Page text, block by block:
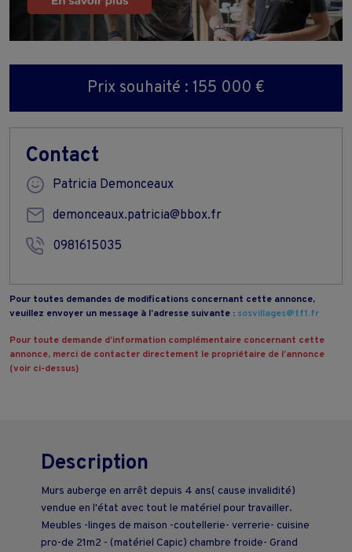
Prix souhaité : 155 000 €
Contact
Patricia Demonceaux
demonceaux.patricia@bbox.fr
0981615035
Pour toutes demandes de modifications concernant cette annonce,
veuillez envoyer un message à l’adresse suivante : sosvillages@tf1.fr
Pour toute demande d’information complémentaire concernant cette
annonce, merci de contacter directement le propriétaire de l’annonce
(voir ci-dessus)
Description
Murs auberge en arrêt depuis 4 ans( cause invalidité)
vendue en l'état avec tout le matériel pour travailler.
Meubles -linges de maison -coutellerie- verrerie- cuisine
pro-de 21m2 - (matériel Capic) chambre froide- Grand